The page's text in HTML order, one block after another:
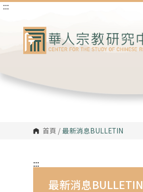
跳
:::
首頁 / 最新消息BULLETIN
:::
最新消息BULLETIN